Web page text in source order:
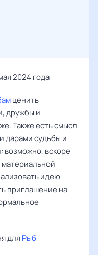
2024 года
ценить
дружбы и
Также есть смысл
дарами судьбы и
возможно, вскоре
идею
приглашение на
дляРыб